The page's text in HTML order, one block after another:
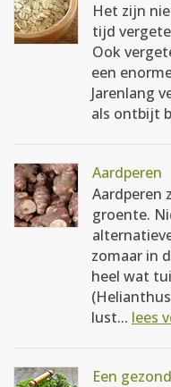
Het zijn
tijd
Ook
een
Jarenlang
als ontbijt
Aardperen
Aardperen
groente.
zomaar in
heel wat
lust... lees
Een